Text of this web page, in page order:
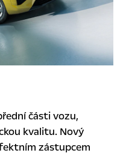
části vozu,
kvalitu. Nový
zástupcem